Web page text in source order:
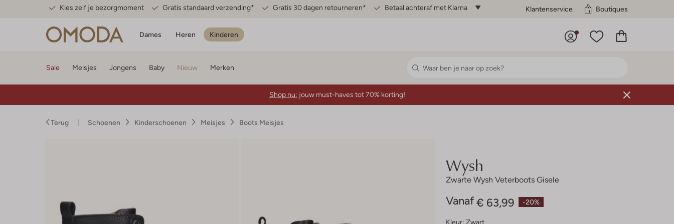
Kies zelf je bezorgmoment Gratis standaard verzending* Gratis 30 dagen retourneren* Betaal achteraf met Klarna Klantenservice Boutiques
Dames Heren Kinderen
Sale Meisjes Jongens Baby Nieuw Merken
Shop nu: jouw must-haves tot 70% korting!
Terug Schoenen Kinderschoenen Meisjes Boots Meisjes
Wysh
Zwarte Wysh Veterboots Gisele
-20%
Vanaf € 63,99
Kleur: Zwart